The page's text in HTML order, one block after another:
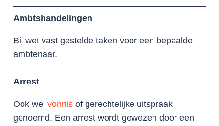
Ambtshandelingen
Bij wet vast gestelde taken voor een bepaalde
ambtenaar.
Arrest
Ook wel vonnis of gerechtelijke uitspraak
genoemd. Een arrest wordt gewezen door een